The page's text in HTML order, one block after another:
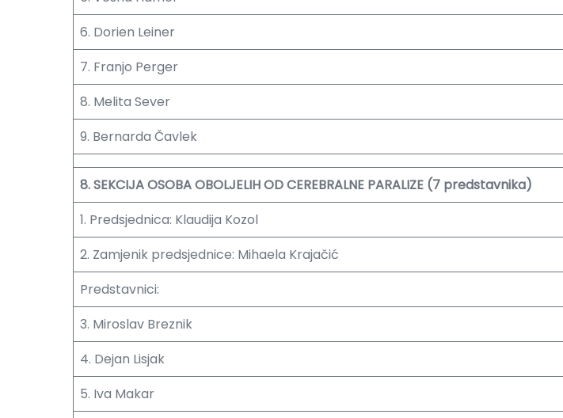
6. Dorien Leiner
7. Franjo Perger
8. Melita Sever
9. Bernarda Čavlek
8. SEKCIJA OSOBA OBOLJELIH OD CEREBRALNE PARALIZE (7 predstavnika)
1. Predsjednica: Klaudija Kozol
2. Zamjenik predsjednice: Mihaela Krajačić
Predstavnici:
3. Miroslav Breznik
4. Dejan Lisjak
5. Iva Makar